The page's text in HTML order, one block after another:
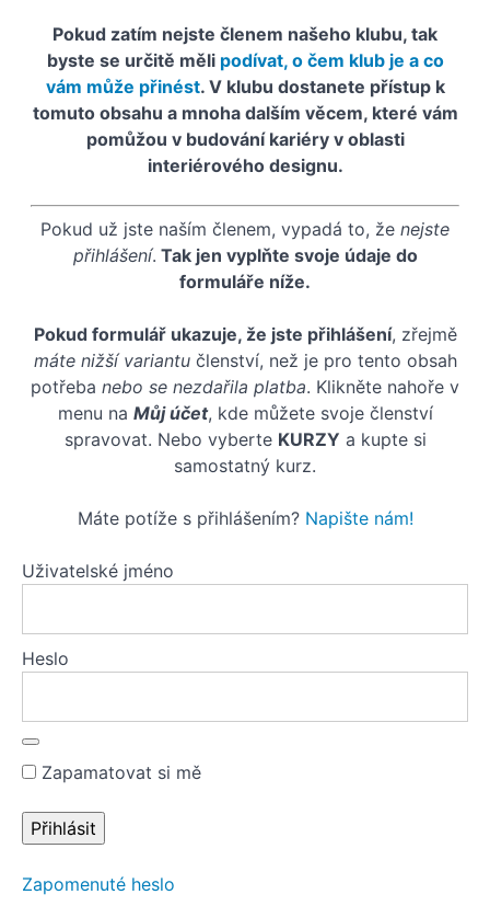
konkrétní
příklad
Cvičný
Nastavení
pozadí a
vytvoření
Materiály:
Příklad
tvorby
zrcadla
Další
materiály
betonové
Finální
render
Závěrečný
Pokud zatím nejste členem našeho klubu, tak
byste se určitě měli podívat, o čem klub je a co
vám může přinést. V klubu dostanete přístup k
tomuto obsahu a mnoha dalším věcem, které vám
pomůžou v budování kariéry v oblasti
interiérového designu.
Pokud už jste naším členem, vypadá to, že nejste
přihlášení. Tak jen vyplňte svoje údaje do
formuláře níže.
Pokud formulář ukazuje, že jste přihlášení, zřejmě
máte nižší variantučlenství, než je pro tento obsah
potřeba nebo se nezdařila platba. Klikněte nahoře v
menu na Můj účet, kde můžete svoje členství
spravovat. Nebo vyberte KURZY a kupte si
samostatný kurz.
Máte potíže s přihlášením? Napište nám!
Uživatelské jméno
Heslo
Zapamatovat si mě
Zapomenuté heslo